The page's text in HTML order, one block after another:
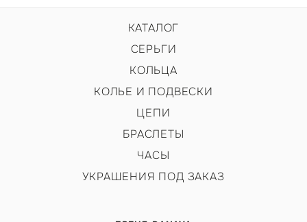
КАТАЛОГ
СЕРЬГИ
КОЛЬЦА
КОЛЬЕ И ПОДВЕСКИ
ЦЕПИ
БРАСЛЕТЫ
ЧАСЫ
УКРАШЕНИЯ ПОД ЗАКАЗ